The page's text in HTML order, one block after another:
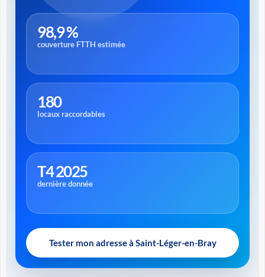
98,9 %
couverture FTTH estimée
180
locaux raccordables
T4 2025
dernière donnée
Tester mon adresse à Saint-Léger-en-Bray